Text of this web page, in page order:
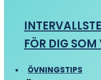
FÖR DIG SOM
ÖVNINGSTIPS